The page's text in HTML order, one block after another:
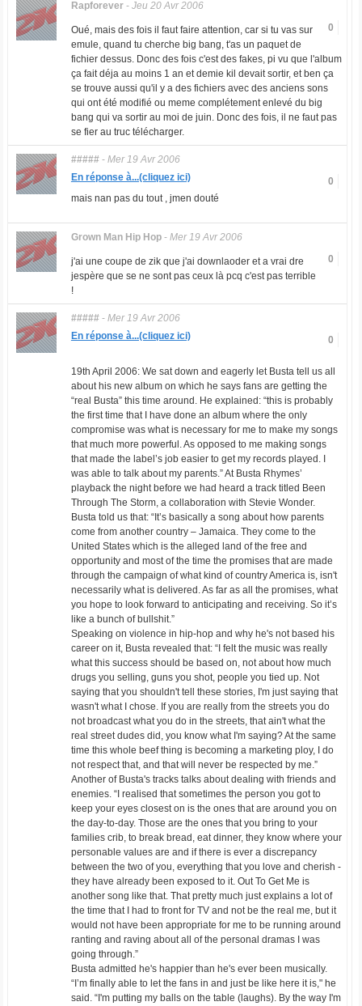
Rapforever- Jeu 20 Avr 2006
0
Oué, mais des fois il faut faire attention, car si tu vas sur
emule, quand tu cherche big bang, t'as un paquet de
fichier dessus. Donc des fois c'est des fakes, pi vu que l'album
ça fait déja au moins 1 an et demie kil devait sortir, et ben ça
se trouve aussi qu'il y a des fichiers avec des anciens sons
qui ont été modifié ou meme complétement enlevé du big
bang qui va sortir au moi de juin. Donc des fois, il ne faut pas
se fier au truc télécharger.
#####- Mer 19 Avr 2006
0
En réponse à...(cliquez ici)
mais nan pas du tout , jmen douté
Grown Man Hip Hop- Mer 19 Avr 2006
0
j'ai une coupe de zik que j'ai downlaoder et a vrai dre
jespère que se ne sont pas ceux là pcq c'est pas terrible
!
#####- Mer 19 Avr 2006
0
En réponse à...(cliquez ici)
19th April 2006: We sat down and eagerly let Busta tell us all
about his new album on which he says fans are getting the
“real Busta” this time around. He explained: “this is probably
the first time that I have done an album where the only
compromise was what is necessary for me to make my songs
that much more powerful. As opposed to me making songs
that made the label’s job easier to get my records played. I
was able to talk about my parents.” At Busta Rhymes’
playback the night before we had heard a track titled Been
Through The Storm, a collaboration with Stevie Wonder.
Busta told us that: “It’s basically a song about how parents
come from another country – Jamaica. They come to the
United States which is the alleged land of the free and
opportunity and most of the time the promises that are made
through the campaign of what kind of country America is, isn't
necessarily what is delivered. As far as all the promises, what
you hope to look forward to anticipating and receiving. So it’s
like a bunch of bullshit.”
Speaking on violence in hip-hop and why he's not based his
career on it, Busta revealed that: “I felt the music was really
what this success should be based on, not about how much
drugs you selling, guns you shot, people you tied up. Not
saying that you shouldn't tell these stories, I'm just saying that
wasn't what I chose. If you are really from the streets you do
not broadcast what you do in the streets, that ain't what the
real street dudes did, you know what I'm saying? At the same
time this whole beef thing is becoming a marketing ploy, I do
not respect that, and that will never be respected by me.”
Another of Busta's tracks talks about dealing with friends and
enemies. “I realised that sometimes the person you got to
keep your eyes closest on is the ones that are around you on
the day-to-day. Those are the ones that you bring to your
families crib, to break bread, eat dinner, they know where your
personable values are and if there is ever a discrepancy
between the two of you, everything that you love and cherish -
they have already been exposed to it. Out To Get Me is
another song like that. That pretty much just explains a lot of
the time that I had to front for TV and not be the real me, but it
would not have been appropriate for me to be running around
ranting and raving about all of the personal dramas I was
going through.”
Busta admitted he's happier than he's ever been musically.
“I’m finally able to let the fans in and just be like here it is," he
said. “I'm putting my balls on the table (laughs). By the way I'm